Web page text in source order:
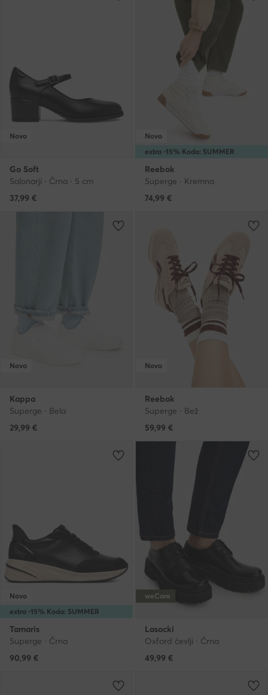
Novo
Go Soft
Salonarji · Črna · 5 cm
37,99 €
extra -15% Koda: SUMMER
Novo
Reebok
Superge · Kremna
74,99 €
Novo
Kappa
Superge · Bela
29,99 €
Novo
Reebok
Superge · Bež
59,99 €
extra -15% Koda: SUMMER
Novo
Tamaris
Superge · Črna
90,99 €
weCare
Lasocki
Oxford čevlji · Črna
49,99 €